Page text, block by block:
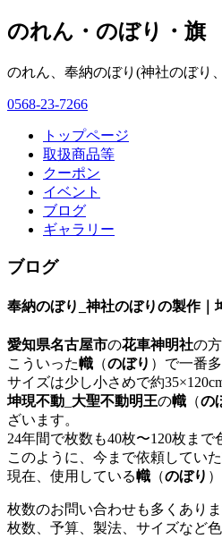
のれん・のぼり・旗
のれん、奉納のぼり(神社のぼり
0568-23-7266
トップページ
取扱商品等
クーポン
イベント
ブログ
ギャラリー
ブログ
奉納のぼり_神社のぼりの製作
愛知県名古屋市の花車神明社の方
こういった幟 （のぼり ）で一番
サイズは少し小さめで約
坤現不動 大聖不動明王の幟 （の
ざいます。
24年間で枚数も40枚〜120枚ま
このように、今まで依頼していた
現在、使用している幟 （のぼり
枚数のお問い合わせも多くあり
枚数、予算、製法、サイズなど